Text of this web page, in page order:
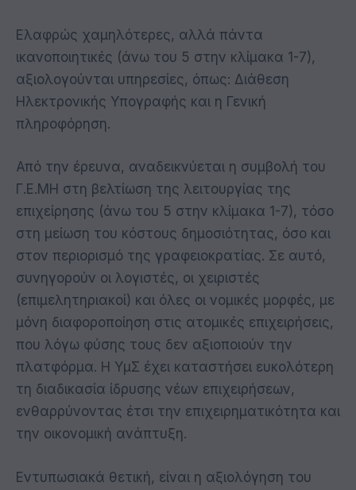
Ελαφρώς χαμηλότερες, αλλά πάντα
ικανοποιητικές (άνω του 5 στην κλίμακα 1-7),
αξιολογούνται υπηρεσίες, όπως: Διάθεση
Ηλεκτρονικής Υπογραφής και η Γενική
πληροφόρηση.
Από την έρευνα, αναδεικνύεται η συμβολή του
Γ.Ε.ΜΗ στη βελτίωση της λειτουργίας της
επιχείρησης (άνω του 5 στην κλίμακα 1-7), τόσο
στη μείωση του κόστους δημοσιότητας, όσο και
στον περιορισμό της γραφειοκρατίας. Σε αυτό,
συνηγορούν οι λογιστές, οι χειριστές
(επιμελητηριακοί) και όλες οι νομικές μορφές, με
μόνη διαφοροποίηση στις ατομικές επιχειρήσεις,
που λόγω φύσης τους δεν αξιοποιούν την
πλατφόρμα. Η ΥμΣ έχει καταστήσει ευκολότερη
τη διαδικασία ίδρυσης νέων επιχειρήσεων,
ενθαρρύνοντας έτσι την επιχειρηματικότητα και
την οικονομική ανάπτυξη.
Εντυπωσιακά θετική, είναι η αξιολόγηση του